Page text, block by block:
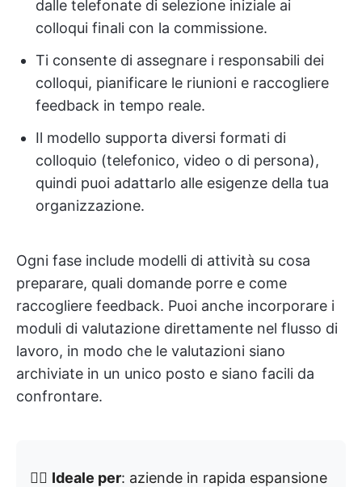
dalle telefonate di selezione iniziale ai
colloqui finali con la commissione.
Ti consente di assegnare i responsabili dei
colloqui, pianificare le riunioni e raccogliere
feedback in tempo reale.
Il modello supporta diversi formati di
colloquio (telefonico, video o di persona),
quindi puoi adattarlo alle esigenze della tua
organizzazione.
Ogni fase include modelli di attività su cosa
preparare, quali domande porre e come
raccogliere feedback. Puoi anche incorporare i
moduli di valutazione direttamente nel flusso di
lavoro, in modo che le valutazioni siano
archiviate in un unico posto e siano facili da
confrontare.
👉🏼 Ideale per: aziende in rapida espansione